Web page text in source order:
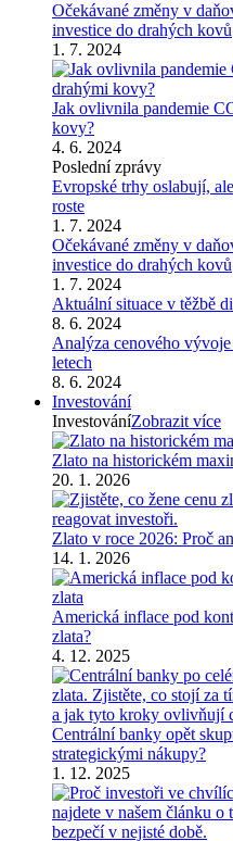
Očekávané změny v
investice do drahých kovů
1. 7. 2024
Jak ovlivnila pandemie
kovy?
4. 6. 2024
Poslední zprávy
Evropské trhy oslabují,
roste
1. 7. 2024
Očekávané změny v
investice do drahých kovů
1. 7. 2024
Aktuální situace v těžbě
8. 6. 2024
Analýza cenového
letech
8. 6. 2024
Investování
InvestováníZobrazit více
Zlato na historickém
20. 1. 2026
Zlato v roce 2026: Proč
14. 1. 2026
Americká inflace pod
zlata?
4. 12. 2025
Centrální banky opět
strategickými nákupy?
1. 12. 2025